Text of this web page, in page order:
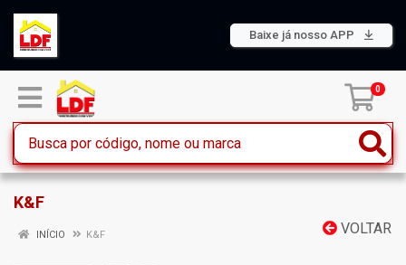
Baixe já nosso APP
0
K&F
VOLTAR
INÍCIO K&F